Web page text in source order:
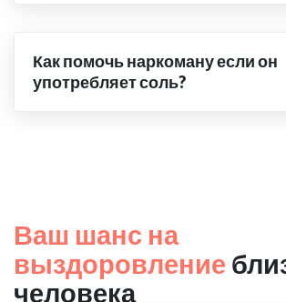
Как помочь наркоману если он
употребляет соль?
Ваш шанс на
выздоровление
человека